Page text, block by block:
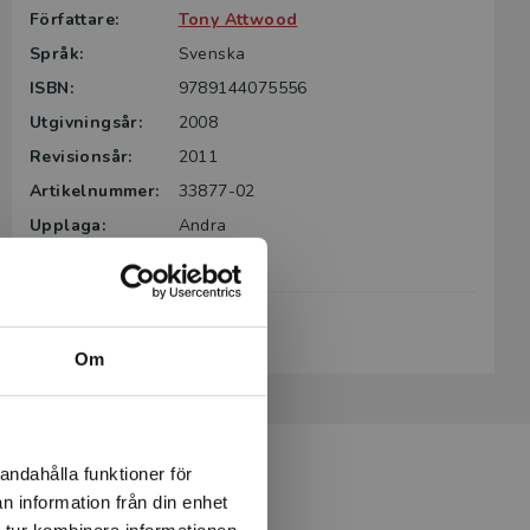
Om
funktioner för
information från din enhet
Författare:
Tony Attwood
Språk:
Svenska
ISBN:
9789144075556
Utgivningsår:
2008
Revisionsår:
2011
Artikelnummer:
33877-02
Upplaga:
Andra
448
Köp- och leveransvillkor